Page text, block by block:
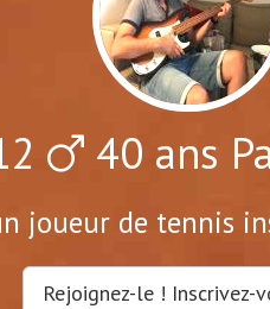
40 ans
joueur de tennis
Rejoignez-le ! Inscrivez-